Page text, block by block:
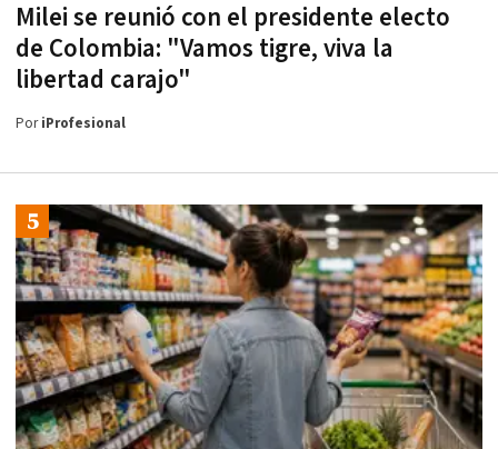
Milei se reunió con el presidente electo
de Colombia: "Vamos tigre, viva la
libertad carajo"
PoriProfesional